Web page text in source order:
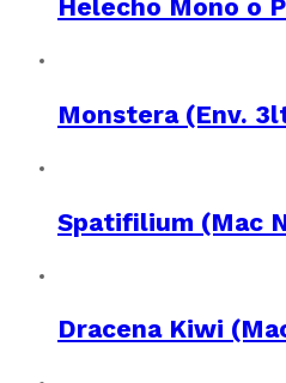
Helecho Mono o
Monstera (Env.
Spatifilium (Mac
Dracena Kiwi